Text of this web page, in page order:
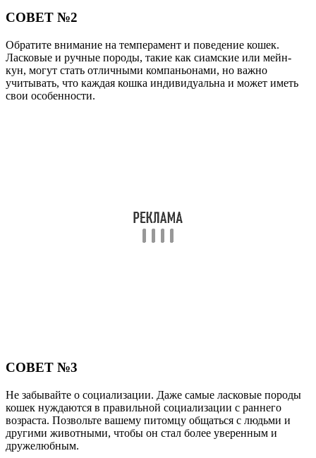
СОВЕТ №2
Обратите внимание на темперамент и поведение кошек.
Ласковые и ручные породы, такие как сиамские или мейн-
кун, могут стать отличными компаньонами, но важно
учитывать, что каждая кошка индивидуальна и может иметь
свои особенности.
СОВЕТ №3
Не забывайте о социализации. Даже самые ласковые породы
кошек нуждаются в правильной социализации с раннего
возраста. Позвольте вашему питомцу общаться с людьми и
другими животными, чтобы он стал более уверенным и
дружелюбным.